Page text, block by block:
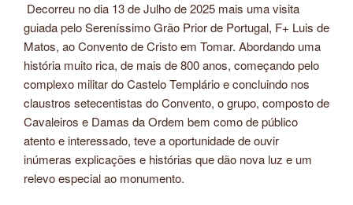
Decorreu no dia 13 de Julho de 2025 mais uma visita
guiada pelo Sereníssimo Grão Prior de Portugal, F+ Luis de
Matos, ao Convento de Cristo em Tomar. Abordando uma
história muito rica, de mais de 800 anos, começando pelo
complexo militar do Castelo Templário e concluindo nos
claustros setecentistas do Convento, o grupo, composto de
Cavaleiros e Damas da Ordem bem como de público
atento e interessado, teve a oportunidade de ouvir
inúmeras explicações e histórias que dão nova luz e um
relevo especial ao monumento.